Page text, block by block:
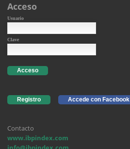
Acceso
Usuario
Clave
Acceso
Registro Accede con Facebook
Contacto
www.ibpindex.com